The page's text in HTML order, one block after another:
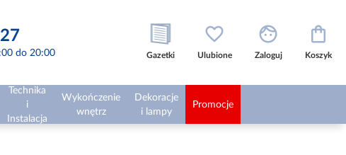
do 20:00 Gazetki Ulubione Zaloguj Koszyk
Technika
i
Instalacja
Wykończenie
wnętrz
Dekoracje
i lampy
Promocje